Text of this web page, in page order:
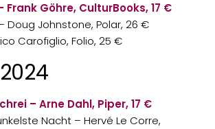
Frank Göhre, CulturBooks, 17 €
Doug Johnstone, Polar, 26 €
Carofiglio, Folio, 25 €
– Arne Dahl, Piper, 17 €
Nacht – Hervé Le Corre,